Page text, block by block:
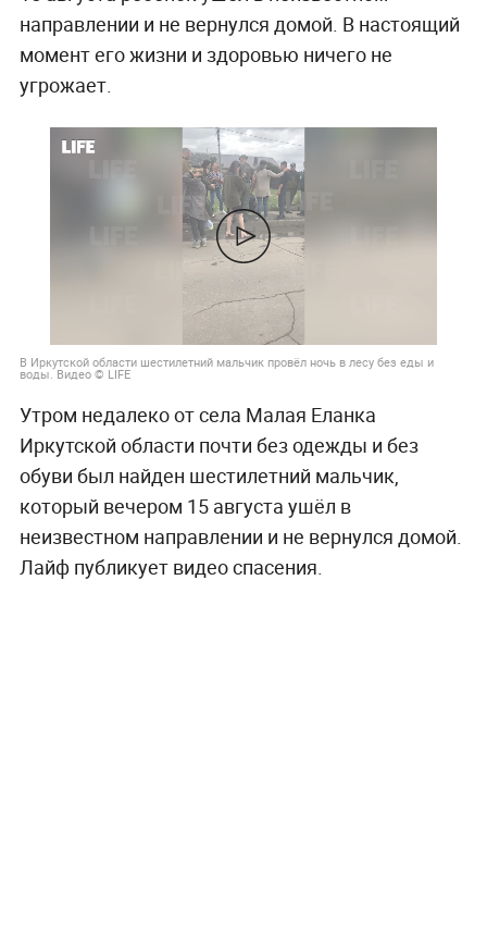
направлении и не вернулся домой. В настоящий
момент его жизни и здоровью ничего не
угрожает.
В Иркутской области шестилетний мальчик провёл ночь в лесу без еды и
воды. Видео © LIFE
Утром недалеко от села Малая Еланка
Иркутской области почти без одежды и без
обуви был найден шестилетний мальчик,
который вечером 15 августа ушёл в
неизвестном направлении и не вернулся домой.
Лайф публикует видео спасения.